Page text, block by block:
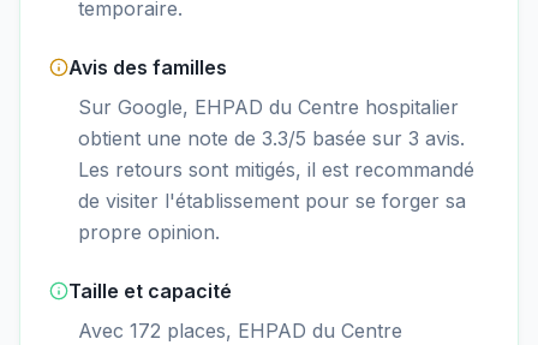
temporaire.
Avis des familles
Sur Google, EHPAD du Centre hospitalier
obtient une note de 3.3/5 basée sur 3 avis.
Les retours sont mitigés, il est recommandé
de visiter l'établissement pour se forger sa
propre opinion.
Taille et capacité
Avec 172 places, EHPAD du Centre